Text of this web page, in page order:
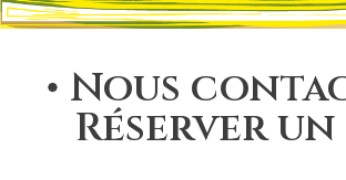
• Nous
Réserver un